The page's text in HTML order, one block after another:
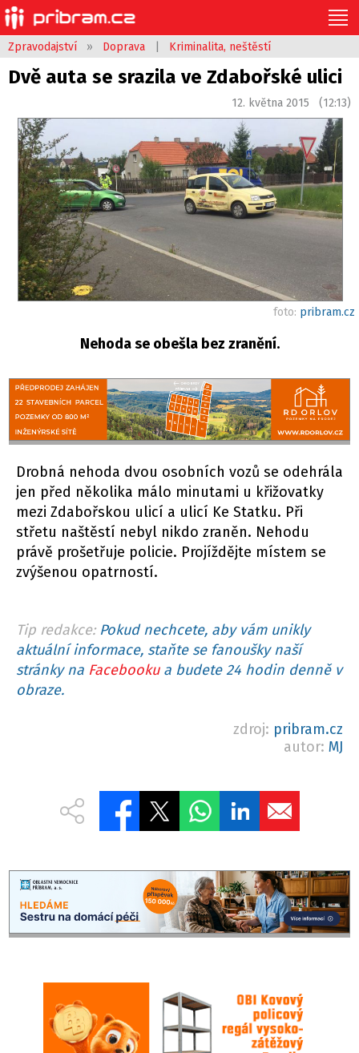
Zpravodajství » Doprava Kriminalita, neštěstí
Dvě auta se srazila ve Zdabořské ulici
12. května 2015 (12:13)
foto: pribram.cz
Nehoda se obešla bez zranění.
Drobná nehoda dvou osobních vozů se odehrála
jen před několika málo minutami u křižovatky
mezi Zdabořskou ulicí a ulicí Ke Statku. Při
střetu naštěstí nebyl nikdo zraněn. Nehodu
právě prošetřuje policie. Projíždějte místem se
zvýšenou opatrností.
Tip redakce: Pokud nechcete, aby vám unikly
aktuální informace, staňte se fanoušky naší
stránky na Facebookua budete 24 hodin denně v
obraze.
zdroj: pribram.cz
autor: MJ